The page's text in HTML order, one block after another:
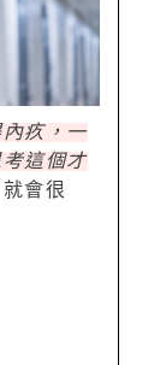
疚，一
這個才
會很